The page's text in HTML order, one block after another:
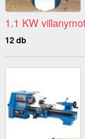
1.1 KW
12 db